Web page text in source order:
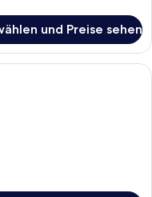
und Preise sehen
mit Bett,